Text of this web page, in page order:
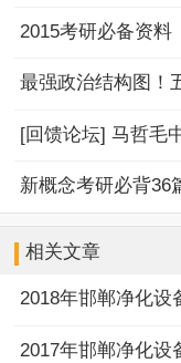
2015考研必备资料
[回馈论坛] 马哲毛
新概念考研必背36
相关文章